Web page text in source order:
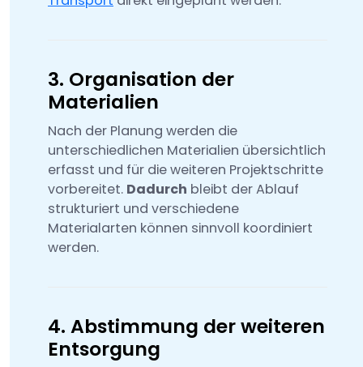
3. Organisation der
Materialien
Nach der Planung werden die
unterschiedlichen Materialien übersichtlich
erfasst und für die weiteren Projektschritte
vorbereitet. Dadurch bleibt der Ablauf
strukturiert und verschiedene
Materialarten können sinnvoll koordiniert
werden.
4. Abstimmung der weiteren
Entsorgung